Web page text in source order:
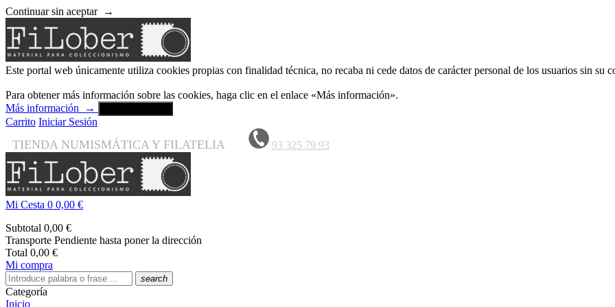
Continuar sin aceptar →
Este portal web únicamente utiliza cookies propias con finalidad técnica, no recaba ni cede datos de carácter personal de los usuarios sin su
Para obtener más información sobre las cookies, haga clic en el enlace «Más información».
Más información
→
Carrito Iniciar Sesión
TIENDA NUMISMÁTICA Y FILATELIA 93 325 79 93
Mi Cesta 0 0,00 €
Subtotal 0,00 €
Transporte Pendiente hasta poner la dirección
Total 0,00 €
Mi compra
search
Categoría
Inicio